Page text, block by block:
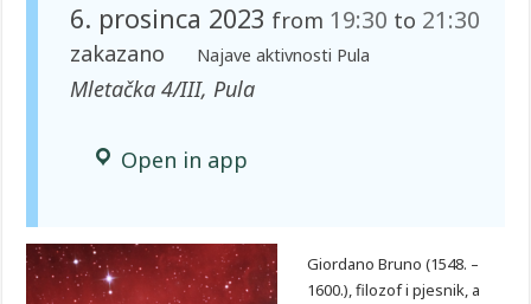
6. prosinca 2023 from 19:30 to 21:30
zakazano Najave aktivnosti Pula
Mletačka 4/III, Pula
Open in app
Giordano Bruno (1548. –
1600.), filozof i pjesnik, a